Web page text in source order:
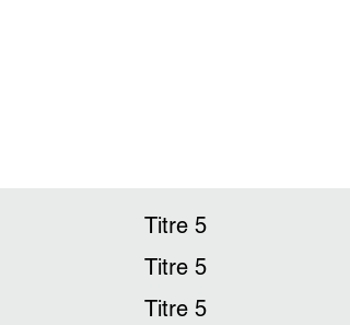
Titre 5
Titre 5
Titre 5